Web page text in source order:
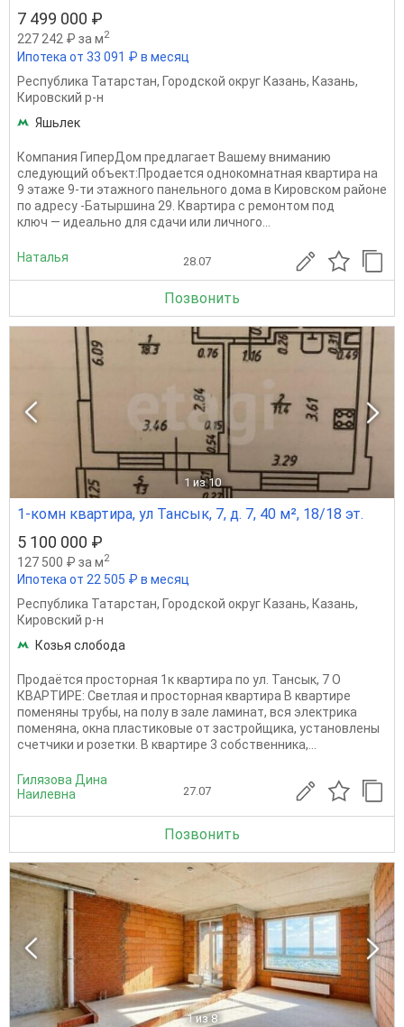
7 499 000 ₽
227 242 ₽ за м2
Ипотека от 33 091 ₽ в месяц
Республика Татарстан, Городской округ Казань, Казань,
Кировский р-н
Яшьлек
Компания ГиперДом предлагает Вашему вниманию
следующий объект:Продается однокомнатная квартира на
9 этаже 9-ти этажного панельного дома в Кировском районе
по адресу -Батыршина 29. Квартира с ремонтом под
ключ — идеально для сдачи или личного...
Наталья 28.07
Позвонить
1 из 10
1-комн квартира, ул Тансык, 7, д. 7, 40 м², 18/18 эт.
5 100 000 ₽
127 500 ₽ за м2
Ипотека от 22 505 ₽ в месяц
Республика Татарстан, Городской округ Казань, Казань,
Кировский р-н
Козья слобода
Продаётся просторная 1к квартира по ул. Тансык, 7 О
КВАРТИРЕ: Светлая и просторная квартира В квартире
поменяны трубы, на полу в зале ламинат, вся электрика
поменяна, окна пластиковые от застройщика, установлены
счетчики и розетки. В квартире 3 собственника,...
Гилязова Дина
Наилевна
27.07
Позвонить
1 из 8